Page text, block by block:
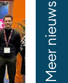
Meer nieuws